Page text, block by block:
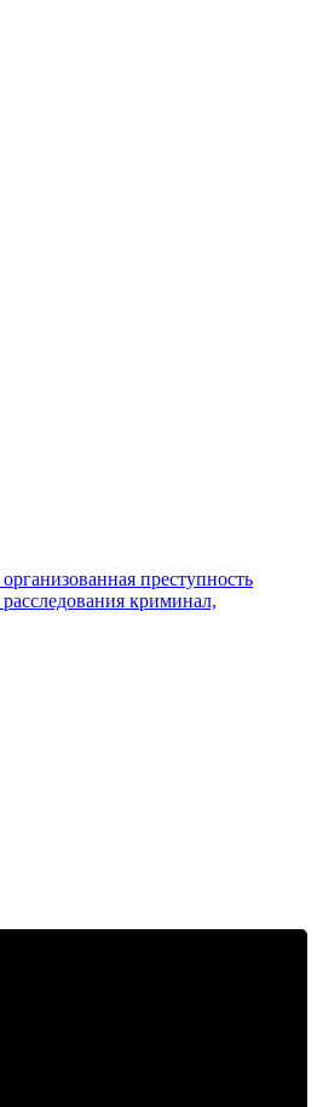
организованная преступность
расследования криминал,